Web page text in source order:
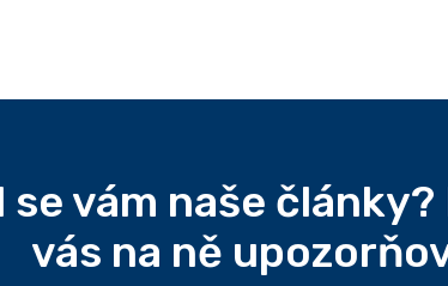
se vám naše
vás na ně